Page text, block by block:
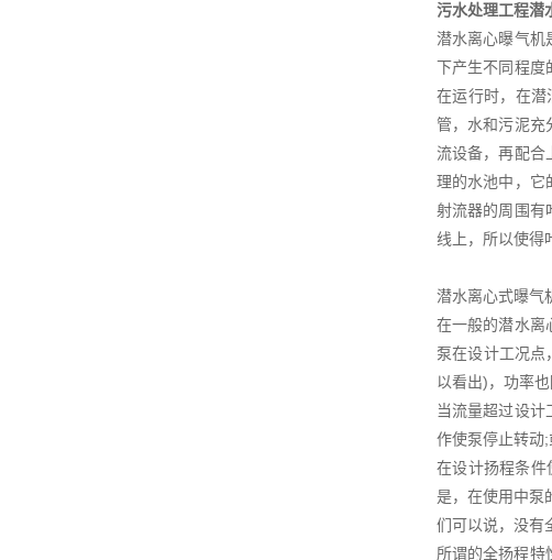
污水处理工程潜
潜水离心曝气机
下产生不同程度
在运行时，在
管，水和污泥充
流设备，再配合
理的水池中，它
射流器的周围有
线上，所以使得
潜水离心式曝气
在一般的潜水离
泵在设计工况点
以看出)，功率也
当流量超过设
作使泵停止转动;
在设计扬程条件
是，在使用中泵
们可以说，没有
所谓的全扬程特